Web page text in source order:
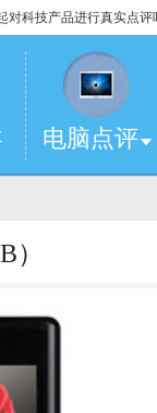
对科技产品进行真实点评
电脑点评